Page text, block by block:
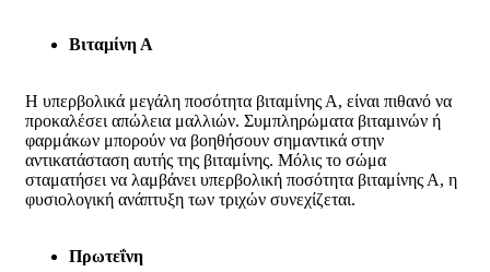
Βιταμίνη Α
Η υπερβολικά μεγάλη ποσότητα βιταμίνης Α, είναι πιθανό να
προκαλέσει απώλεια μαλλιών. Συμπληρώματα βιταμινών ή
φαρμάκων μπορούν να βοηθήσουν σημαντικά στην
αντικατάσταση αυτής της βιταμίνης. Μόλις το σώμα
σταματήσει να λαμβάνει υπερβολική ποσότητα βιταμίνης Α, η
φυσιολογική ανάπτυξη των τριχών συνεχίζεται.
Πρωτεΐνη